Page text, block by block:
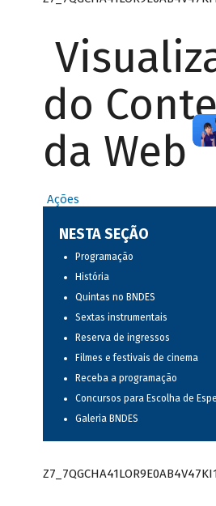
do
da Web
Ações
NESTA SEÇÃO
Programação
História
Quintas no BNDES
Sextas instrumentais
Reserva de ingressos
Filmes e festivais de cinema
Receba a programação
Concursos para Escolha de
Galeria BNDES